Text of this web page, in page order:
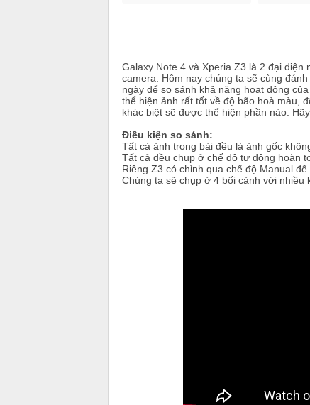
Galaxy Note 4 và Xperia Z3 là 2 đại
camera. Hôm nay chúng ta sẽ cùng
ngày để so sánh khả năng hoạt động
thể hiện ảnh rất tốt về độ bão hoà màu,
khác biệt sẽ được thể hiện phần nào.
Điều kiện so sánh:
Tất cả ảnh trong bài đều là ảnh gốc
Tất cả đều chụp ở chế độ tự động hoàn
Riêng Z3 có chỉnh qua chế độ Manual
Chúng ta sẽ chụp ở 4 bối cảnh với nhiều